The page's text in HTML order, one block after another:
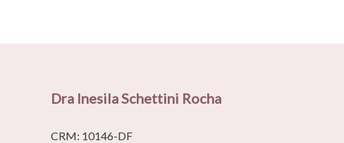
Dra Inesila Schettini Rocha
CRM: 10146-DF